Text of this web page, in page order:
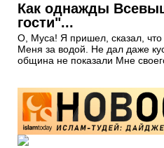
Как однажды
гости"...
О, Муса! Я пришел, сказал,
Меня за водой. Не дал даже
община не показали Мне